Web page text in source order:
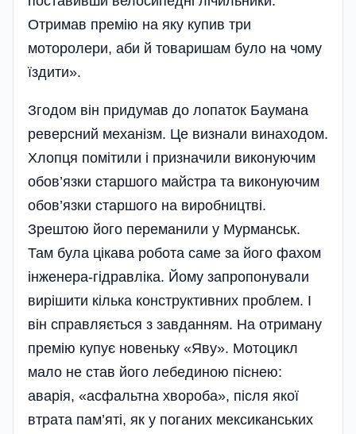
Отримав премію на яку купив три
моторолери, аби й товаришам було на чому
їздити».
Згодом він придумав до лопаток Баумана
реверсний механізм. Це визнали винаходом.
Хлопця помітили і призначили виконуючим
обов’язки старшого майстра та виконуючим
обов’язки старшого на виробництві.
Зрештою його переманили у Мурманськ.
Там була цікава робота саме за його фахом
інженера-гідравліка. Йому запропонували
вирішити кілька конструктивних проблем. І
він справляється з завданням. На отриману
премію купує новеньку «Яву». Мотоцикл
мало не став його лебединою піснею:
аварія, «асфальтна хвороба», після якої
втрата пам’яті, як у поганих мексиканських